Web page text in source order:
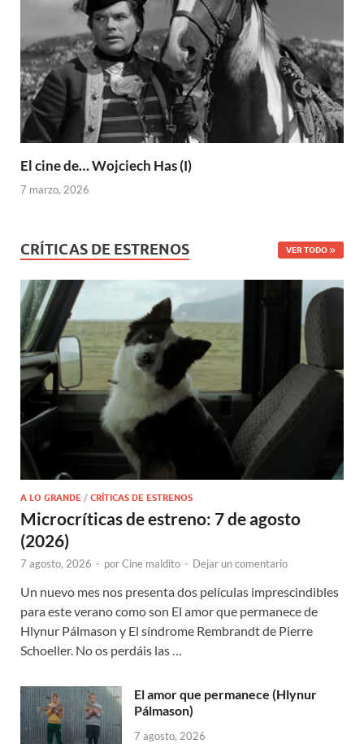
El cine de… Wojciech Has (I)
7 marzo, 2026
CRÍTICAS DE ESTRENOS VER TODO
A LO GRANDE / CRÍTICAS DE ESTRENOS
Microcríticas de estreno: 7 de agosto
(2026)
7 agosto, 2026 - porCine maldito - Dejar un comentario
Un nuevo mes nos presenta dos películas imprescindibles
para este verano como son El amor que permanece de
Hlynur Pálmason y El síndrome Rembrandt de Pierre
Schoeller. No os perdáis las …
El amor que permanece (Hlynur
Pálmason)
7 agosto, 2026